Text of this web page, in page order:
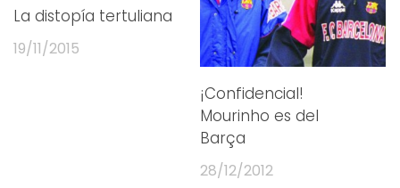
La distopía tertuliana
19/11/2015
¡Confidencial!
Mourinho es del
Barça
28/12/2012